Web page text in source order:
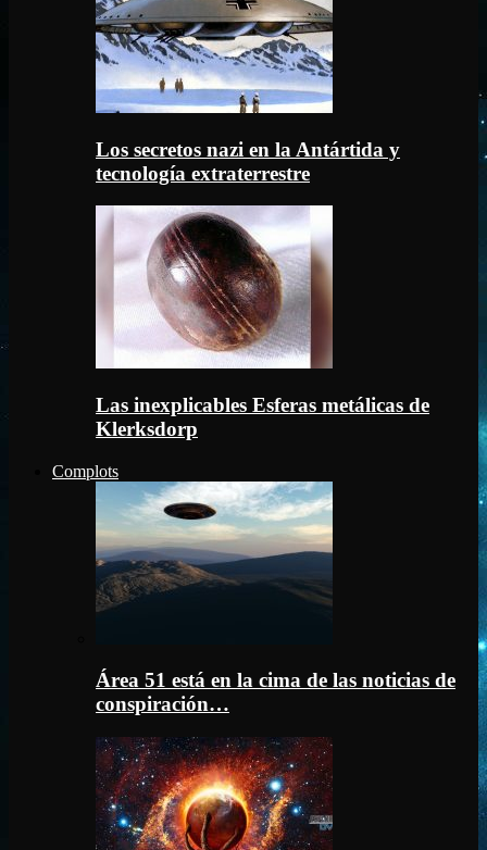
Los secretos nazi en la Antártida y
tecnología extraterrestre
Las inexplicables Esferas metálicas de
Klerksdorp
Complots
Área 51 está en la cima de las noticias de
conspiración…